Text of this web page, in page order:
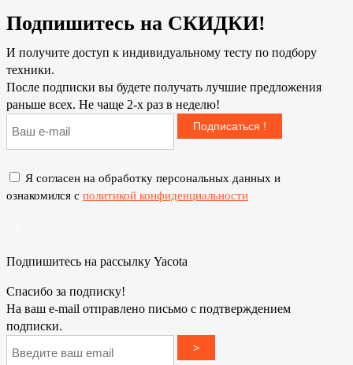
Подпишитесь на СКИДКИ!
И получите доступ к индивидуальному тесту по подбору
техники.
После подписки вы будете получать лучшие предложения
раньше всех. Не чаще 2-х раз в неделю!
Подписаться !
Я согласен на обработку персональных данных и
ознакомился с политикой конфиденциальности
Подпишитесь на рассылку Yacota
Спасибо за подписку!
На ваш e-mail отправлено письмо с подтверждением
подписки.
>